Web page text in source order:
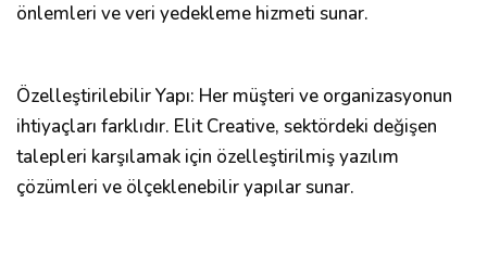
önlemleri ve veri yedekleme hizmeti sunar.
Özelleştirilebilir Yapı: Her müşteri ve organizasyonun
ihtiyaçları farklıdır. Elit Creative, sektördeki değişen
talepleri karşılamak için özelleştirilmiş yazılım
çözümleri ve ölçeklenebilir yapılar sunar.